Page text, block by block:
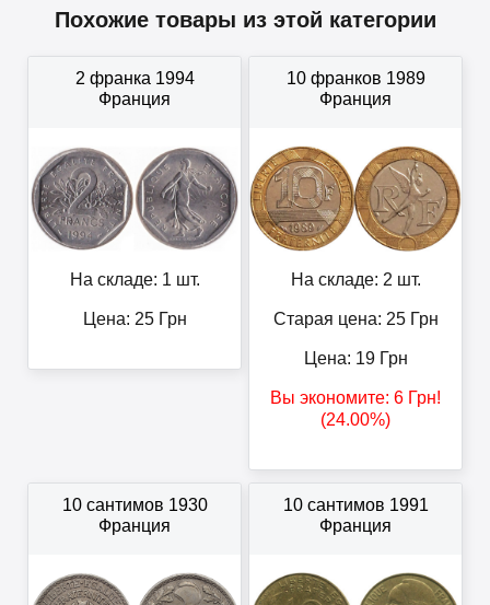
Похожие товары из этой категории
2 франка 1994
Франция
На складе: 1 шт.
Цена: 25Грн
10 франков 1989
Франция
На складе: 2 шт.
Старая цена: 25Грн
Цена: 19Грн
Вы экономите: 6 Грн!
(24.00%)
10 сантимов 1930
Франция
10 сантимов 1991
Франция